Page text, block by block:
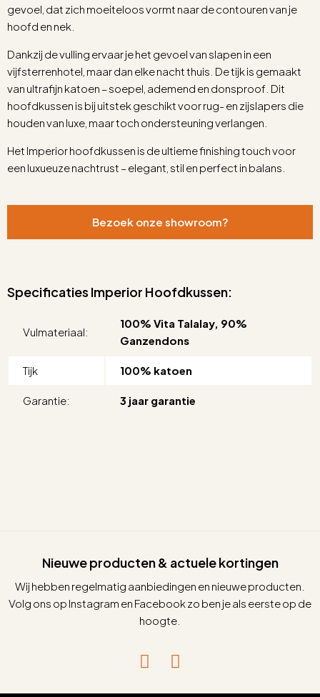
gevoel, dat zich moeiteloos vormt naar de contouren van je
hoofd en nek.
Dankzij de vulling ervaar je het gevoel van slapen in een
vijfsterrenhotel, maar dan elke nacht thuis. De tijk is gemaakt
van ultrafijn katoen – soepel, ademend en donsproof. Dit
hoofdkussen is bij uitstek geschikt voor rug- en zijslapers die
houden van luxe, maar toch ondersteuning verlangen.
Het Imperior hoofdkussen is de ultieme finishing touch voor
een luxueuze nachtrust – elegant, stil en perfect in balans.
Bezoek onze showroom?
Specificaties Imperior Hoofdkussen:
Vulmateriaal:
100% Vita Talalay, 90%
Ganzendons
Tijk 100% katoen
Garantie: 3 jaar garantie
Nieuwe producten & actuele kortingen
Wij hebben regelmatig aanbiedingen en nieuwe producten.
Volg ons op Instagram en Facebook zo ben je als eerste op de
hoogte.